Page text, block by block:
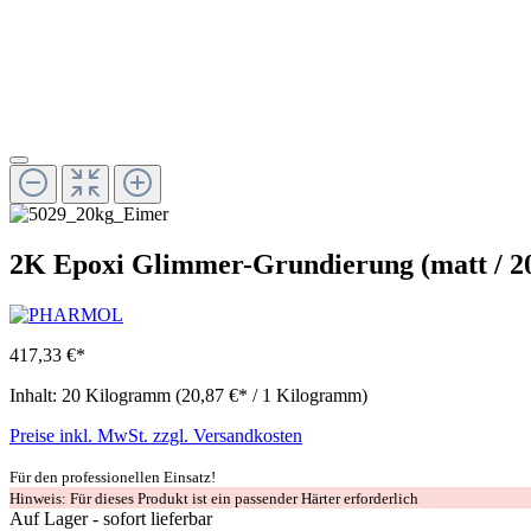
2K Epoxi Glimmer-Grundierung (matt /
417,33 €*
Inhalt: 20 Kilogramm (20,87 €* / 1 Kilogramm)
Preise inkl. MwSt. zzgl. Versandkosten
Für den professionellen Einsatz!
Hinweis: Für dieses Produkt ist ein passender Härter erforderlich
Auf Lager - sofort lieferbar